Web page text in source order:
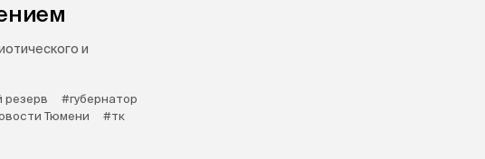
и
резерв
#губернатор
Тюмени #тк